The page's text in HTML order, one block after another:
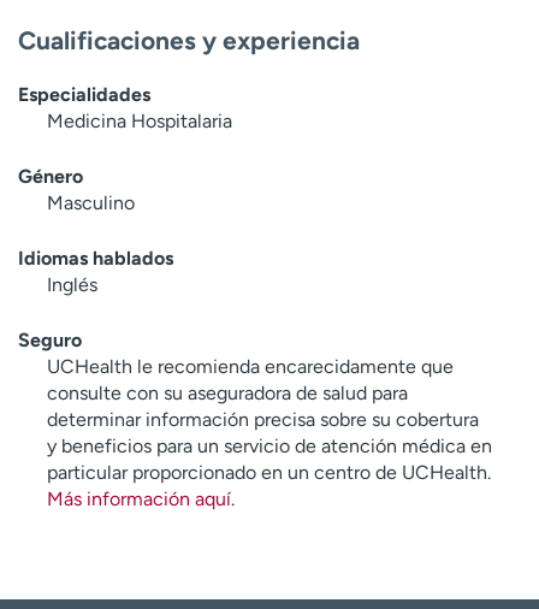
Cualificaciones y experiencia
Especialidades
Medicina Hospitalaria
Género
Masculino
Idiomas hablados
Inglés
Seguro
UCHealth le recomienda encarecidamente que
consulte con su aseguradora de salud para
determinar información precisa sobre su cobertura
y beneficios para un servicio de atención médica en
particular proporcionado en un centro de UCHealth.
Más información aquí.